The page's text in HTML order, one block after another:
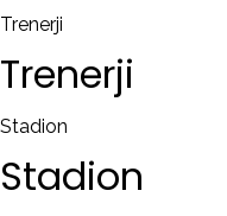
Trenerji
Trenerji
Stadion
Stadion